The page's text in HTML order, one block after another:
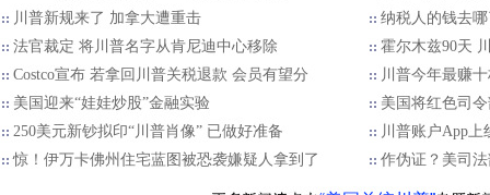
川普新规来了 加拿大遭重击
纳税人的钱去
法官裁定 将川普名字从肯尼迪中心移除
霍尔木兹90天
Costco宣布 若拿回川普关税退款 会员有望分
川普今年最赚
美国迎来“娃娃炒股”金融实验
美国将红色司
250美元新钞拟印“川普肖像” 已做好准备
川普账户App
惊！伊万卡佛州住宅蓝图被恐袭嫌疑人拿到了
作伪证？美司